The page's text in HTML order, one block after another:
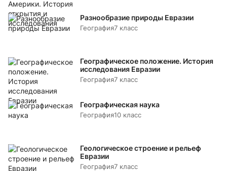
Разнообразие природы Евразии
География7 класс
Географическое положение. История
исследования Евразии
География7 класс
Географическая наука
География10 класс
Геологическое строение и рельеф
Евразии
География7 класс